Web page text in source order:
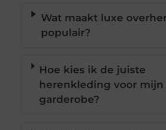
Wat maakt luxe
populair?
Hoe kies ik de juiste
herenkleding voor mijn
garderobe?